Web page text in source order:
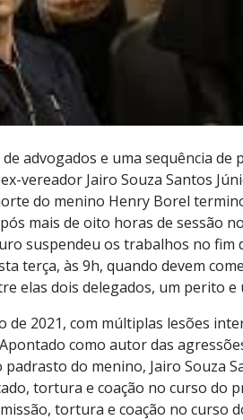
advogados e uma sequência de
vereador Jairo Souza Santos
do menino Henry Borel
mais de oito horas de sessão
suspendeu os trabalhos no fim
terça, às 9h, quando devem
elas dois delegados, um perito e
de 2021, com múltiplas lesões
como autor das
do menino, Jairo Souza
tortura e coação no curso do
tortura e coação no curso